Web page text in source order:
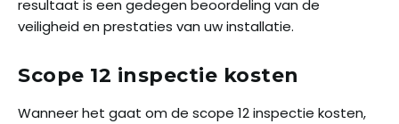
resultaat is een gedegen beoordeling van de
veiligheid en prestaties van uw installatie.
Scope 12 inspectie kosten
Wanneer het gaat om de scope 12 inspectie kosten,